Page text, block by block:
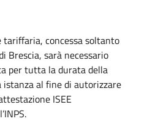
concessa soltanto
Brescia, sarà necessario
per tutta la durata della
al fine di autorizzare
ISEE